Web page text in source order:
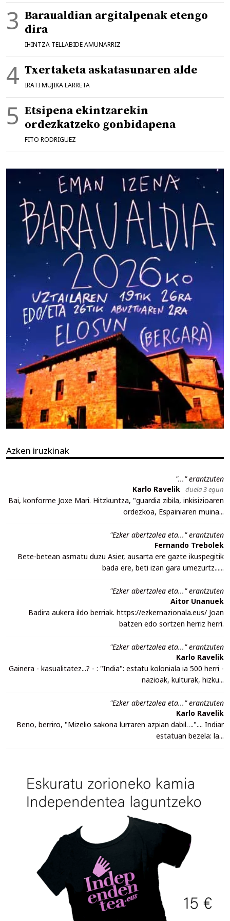
Baraualdian argitalpenak etengo
dira
IHINTZA TELLABIDE AMUNARRIZ
Txertaketa askatasunaren alde
IRATI MUJIKA LARRETA
Etsipena ekintzarekin
ordezkatzeko gonbidapena
FITO RODRIGUEZ
Azken iruzkinak
"..." erantzuten
Karlo Ravelik duela 3 egun
Bai, konforme Joxe Mari. Hitzkuntza, "guardia zibila, inkisizioaren
ordezkoa, Espainiaren muina...
"Ezker abertzalea eta..." erantzuten
Fernando Trebolek
Bete-betean asmatu duzu Asier, ausarta ere gazte ikuspegitik
bada ere, beti izan gara umezurtz......
"Ezker abertzalea eta..." erantzuten
Aitor Unanuek
Badira aukera ildo berriak. https://ezkernazionala.eus/ Joan
batzen edo sortzen herriz herri.
"Ezker abertzalea eta..." erantzuten
Karlo Ravelik
Gainera - kasualitatez...? - : "India": estatu koloniala ia 500 herri -
nazioak, kulturak, hizku...
"Ezker abertzalea eta..." erantzuten
Karlo Ravelik
Beno, berriro, "Mizelio sakona lurraren azpian dabil….".... Indiar
estatuan bezela: la...